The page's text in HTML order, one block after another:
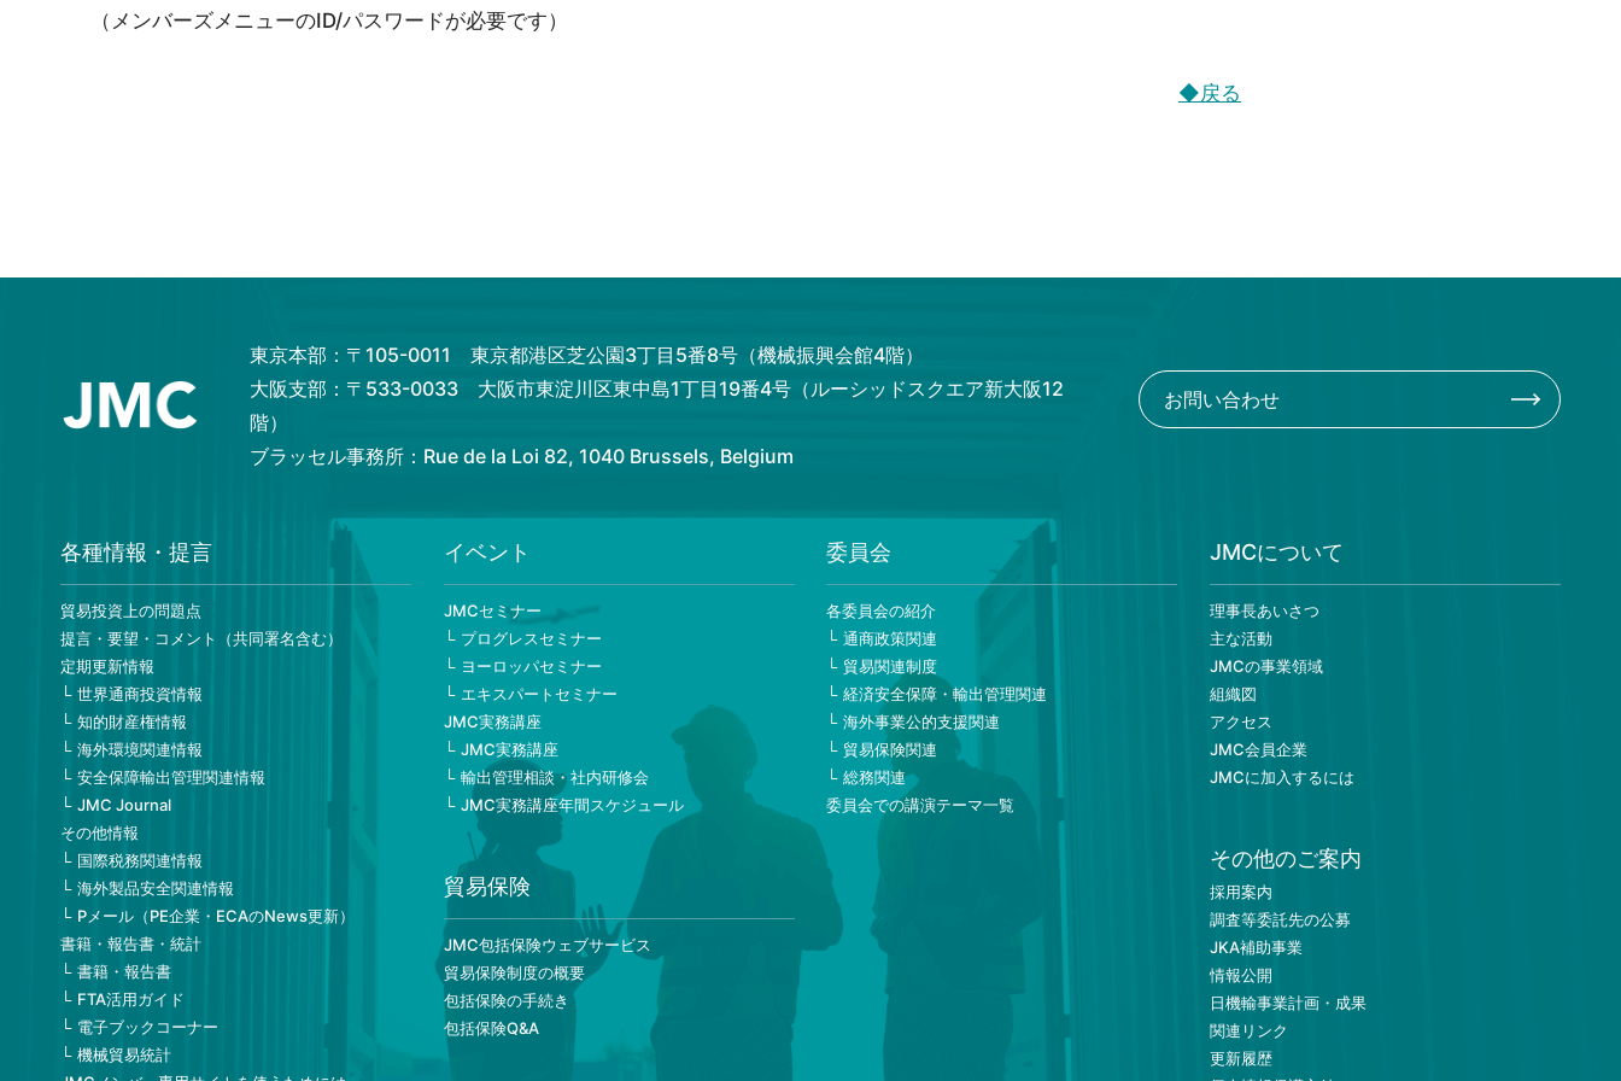
（メンバーズメニューのID/パスワードが必要です）
◆戻る
東京本部：〒105-0011 東京都港区芝公園3丁目5番8号（機械振興会館4階）
大阪支部：〒533-0033 大阪市東淀川区東中島1丁目19番4号（ルーシッドスクエア新大阪12
階）
ブラッセル事務所：Rue de la Loi 82, 1040 Brussels, Belgium
お問い合わせ
各種情報・提言
貿易投資上の問題点
提言・要望・コメント（共同署名含む）
定期更新情報
世界通商投資情報
知的財産権情報
海外環境関連情報
安全保障輸出管理関連情報
JMC Journal
その他情報
国際税務関連情報
海外製品安全関連情報
Pメール（PE企業・ECAのNews更新）
書籍・報告書・統計
書籍・報告書
FTA活用ガイド
電子ブックコーナー
機械貿易統計
イベント
JMCセミナー
プログレスセミナー
ヨーロッパセミナー
エキスパートセミナー
JMC実務講座
JMC実務講座
輸出管理相談・社内研修会
JMC実務講座年間スケジュール
貿易保険
JMC包括保険ウェブサービス
貿易保険制度の概要
包括保険の手続き
包括保険Q&A
委員会
各委員会の紹介
通商政策関連
貿易関連制度
経済安全保障・輸出管理関連
海外事業公的支援関連
貿易保険関連
総務関連
委員会での講演テーマ一覧
JMCについて
理事長あいさつ
主な活動
JMCの事業領域
組織図
アクセス
JMC会員企業
JMCに加入するには
その他のご案内
採用案内
調査等委託先の公募
JKA補助事業
情報公開
日機輸事業計画・成果
関連リンク
更新履歴